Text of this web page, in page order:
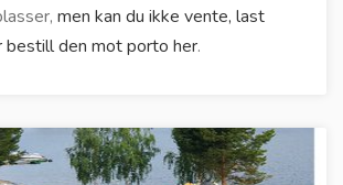
men kan du ikke vente, last
bestill den mot porto her.